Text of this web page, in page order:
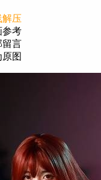
解压
参考
留言
图